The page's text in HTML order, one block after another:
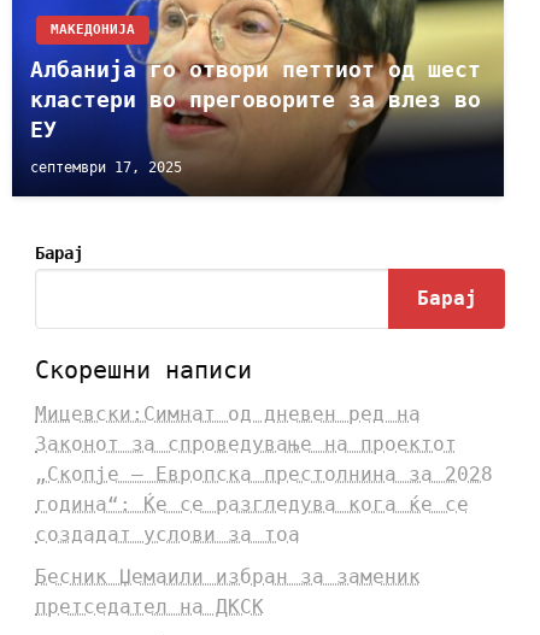
МАКЕДОНИЈА
Албанија го отвори петтиот од шест
кластери во преговорите за влез во
ЕУ
септември 17, 2025
Барај
Барај
Скорешни написи
Мицевски:Симнат од дневен ред на
Законот за спроведување на проектот
„Скопје – Европска престолнина за 2028
година“: Ќе се разгледува кога ќе се
создадат услови за тоа
Бесник Џемаили избран за заменик
претседател на ДКСК